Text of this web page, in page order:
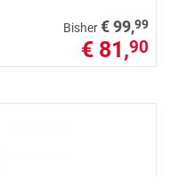
Bisher€ 99,99
€ 81,90